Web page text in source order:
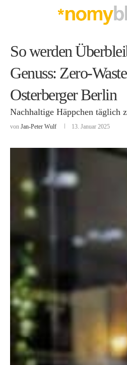
So werden
Genuss: Zero-
Osterberger Berlin
Nachhaltige Häppchen täglich
von Jan-Peter Wulf 13. Januar 2025